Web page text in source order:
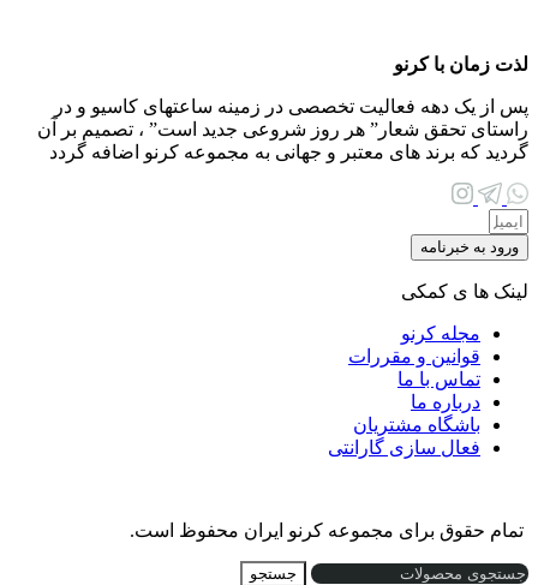
لذت زمان با کرنو
پس از یک دهه فعالیت تخصصی در زمینه ساعتهای کاسیو و در
راستای تحقق شعار ” هر روز شروعی جدید است” ، تصمیم بر آن
گردید که برند های معتبر و جهانی به مجموعه کرنو اضافه گردد
ورود به خبرنامه
لینک ها ی کمکی
مجله کرنو
قوانین و مقررات
تماس با ما
درباره ما
باشگاه مشتریان
فعال سازی گارانتی
تمام حقوق برای مجموعه کرنو ایران محفوظ است.
جستجو